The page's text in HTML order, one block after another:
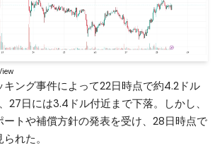
キング事件によって22日時点で約4.2ドル
27日には3.4ドル付近まで下落。しかし、
ートや補償方針の発表を受け、28日時点で
れた。